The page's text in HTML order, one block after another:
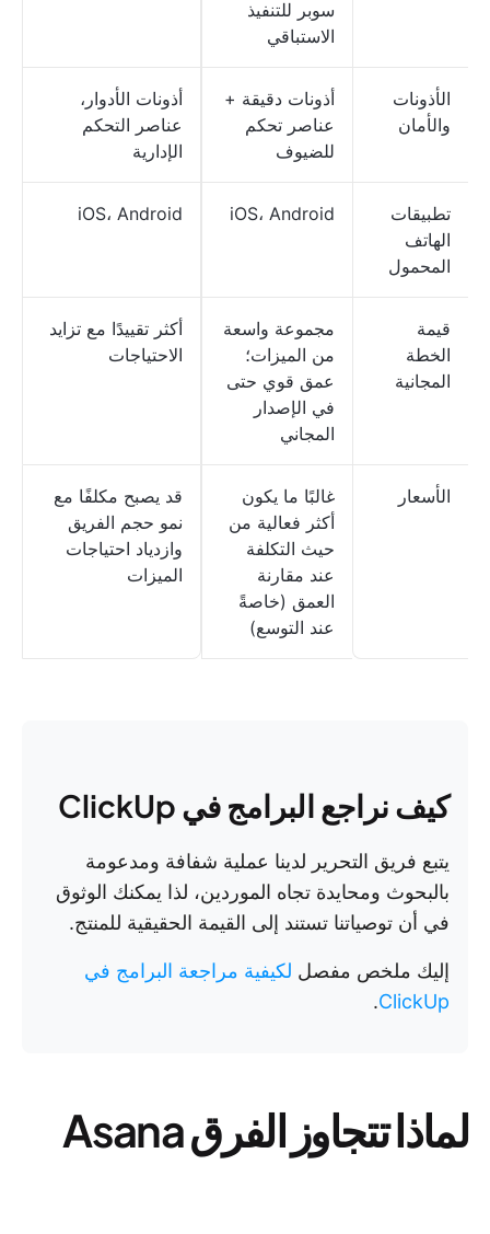
سوبر للتنفيذ
الاستباقي
الأذونات
والأمان
أذونات دقيقة +
عناصر تحكم
للضيوف
أذونات الأدوار،
عناصر التحكم
الإدارية
تطبيقات
الهاتف
المحمول
iOS، Android iOS، Android
قيمة
الخطة
المجانية
مجموعة واسعة
من الميزات؛
عمق قوي حتى
في الإصدار
المجاني
أكثر تقييدًا مع تزايد
الاحتياجات
الأسعار
غالبًا ما يكون
أكثر فعالية من
حيث التكلفة
عند مقارنة
العمق (خاصةً
عند التوسع)
قد يصبح مكلفًا مع
نمو حجم الفريق
وازدياد احتياجات
الميزات
كيف نراجع البرامج في ClickUp
يتبع فريق التحرير لدينا عملية شفافة ومدعومة
بالبحوث ومحايدة تجاه الموردين، لذا يمكنك الوثوق
في أن توصياتنا تستند إلى القيمة الحقيقية للمنتج.
إليك ملخص مفصل لكيفية مراجعة البرامج في
ClickUp
.
لماذا تتجاوز الفرق Asana